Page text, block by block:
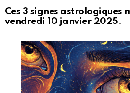
Ces 3 signes astrologiques
vendredi 10 janvier 2025.